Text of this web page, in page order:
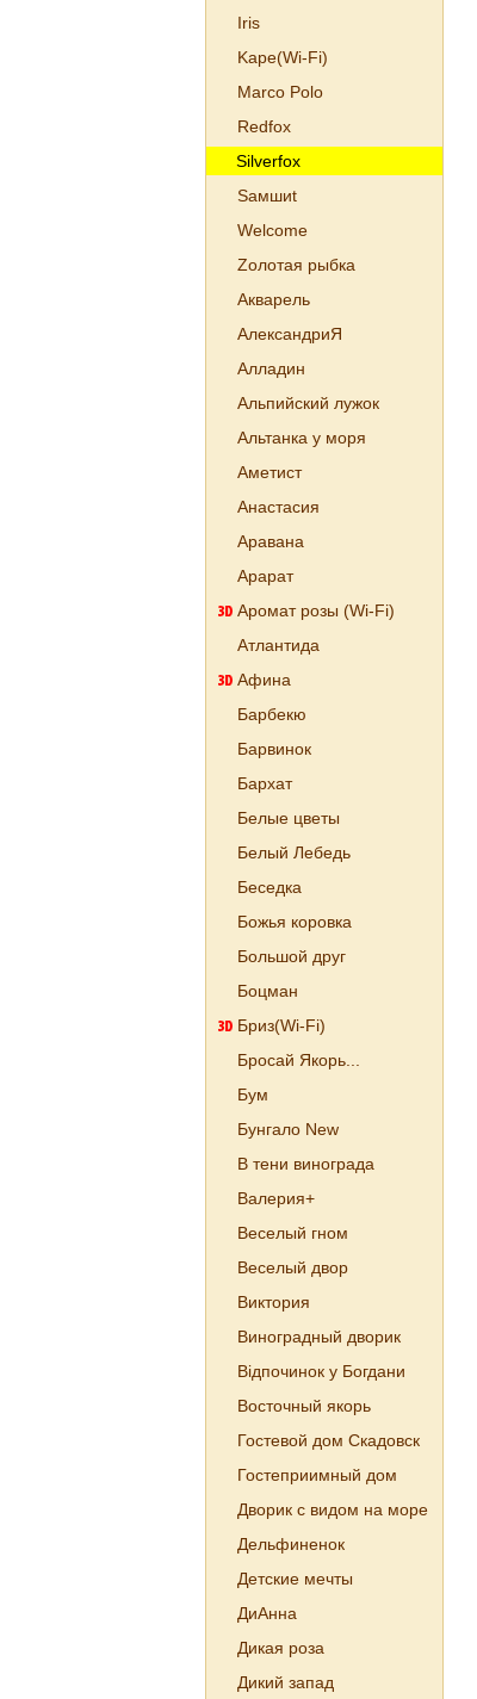
Iris
Kаре(Wi-Fi)
Marco Polo
Redfox
Silverfox
Sамшиt
Welcome
Zолотая рыбка
Акварель
АлександриЯ
Алладин
Альпийский лужок
Альтанка у моря
Аметист
Анастасия
Аравана
Арарат
Аромат розы (Wi-Fi)
Атлантида
Афина
Барбекю
Барвинок
Бархат
Белые цветы
Белый Лебедь
Беседка
Божья коровка
Большой друг
Боцман
Бриз(Wi-Fi)
Бросай Якорь...
Бум
Бунгало New
В тени винограда
Валерия+
Веселый гном
Веселый двор
Виктория
Виноградный дворик
Відпочинок у Богдани
Восточный якорь
Гостевой дом Скадовск
Гостеприимный дом
Дворик с видом на море
Дельфиненок
Детские мечты
ДиАнна
Дикая роза
Дикий запад